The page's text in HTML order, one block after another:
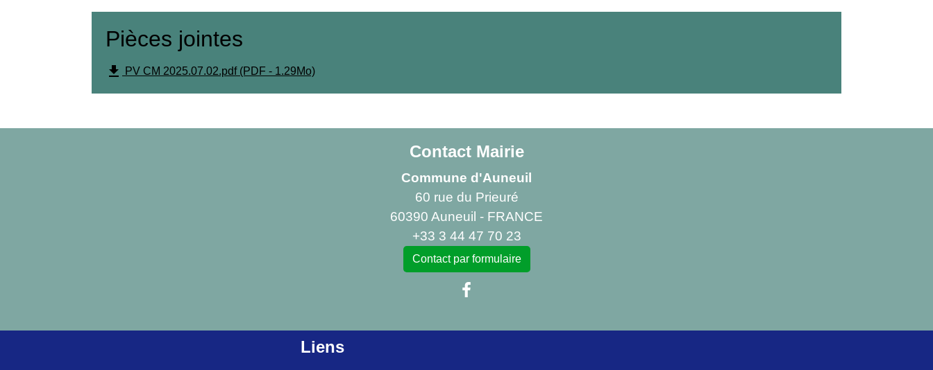
Pièces jointes
file_download PV CM 2025.07.02.pdf (PDF - 1.29Mo)
Contact Mairie
Commune d'Auneuil
60 rue du Prieuré
60390 Auneuil - FRANCE
+33 3 44 47 70 23
Contact par formulaire
Liens